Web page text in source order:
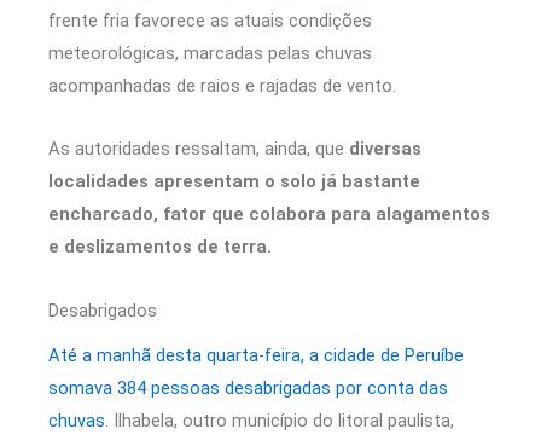
frente fria favorece as atuais condições
meteorológicas, marcadas pelas chuvas
acompanhadas de raios e rajadas de vento.
As autoridades ressaltam, ainda, que diversas
localidades apresentam o solo já bastante
encharcado, fator que colabora para alagamentos
e deslizamentos de terra.
Desabrigados
Até a manhã desta quarta-feira, a cidade de Peruíbe
somava 384 pessoas desabrigadas por conta das
chuvas. Ilhabela, outro município do litoral paulista,